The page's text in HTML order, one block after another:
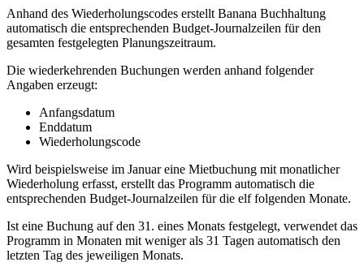
Anhand des Wiederholungscodes erstellt Banana Buchhaltung
automatisch die entsprechenden Budget-Journalzeilen für den
gesamten festgelegten Planungszeitraum.
Die wiederkehrenden Buchungen werden anhand folgender
Angaben erzeugt:
Anfangsdatum
Enddatum
Wiederholungscode
Wird beispielsweise im Januar eine Mietbuchung mit monatlicher
Wiederholung erfasst, erstellt das Programm automatisch die
entsprechenden Budget-Journalzeilen für die elf folgenden Monate.
Ist eine Buchung auf den 31. eines Monats festgelegt, verwendet das
Programm in Monaten mit weniger als 31 Tagen automatisch den
letzten Tag des jeweiligen Monats.